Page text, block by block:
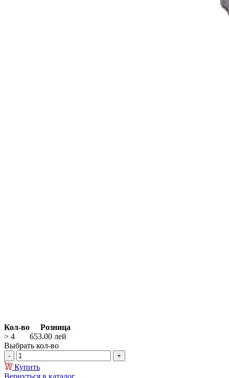
Кол-во
Розница
> 4
653.00 лей
Выбрать кол-во
Купить
Вернуться в каталог